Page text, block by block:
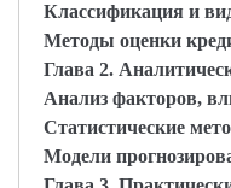
Классификация и
Методы оценки
Глава 2.
Анализ факторов,
Статистические
Модели